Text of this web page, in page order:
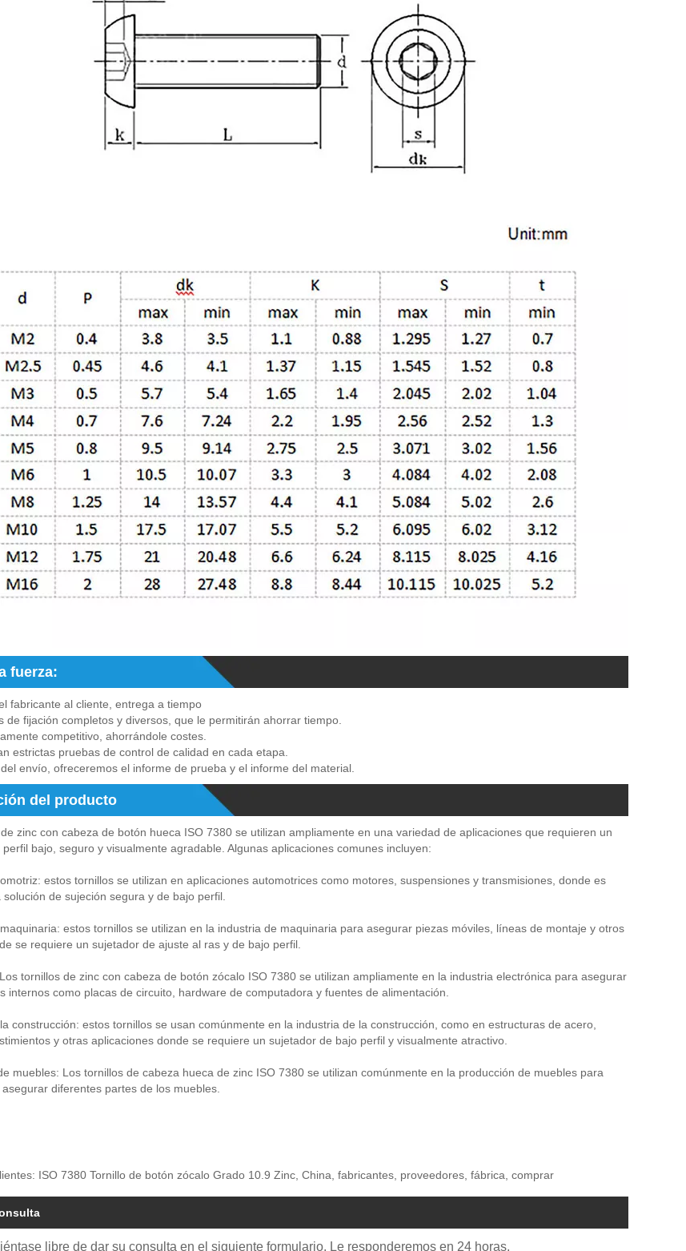
fuerza:
fabricante al cliente, entrega a tiempo
de fijación completos y diversos, que le permitirán ahorrar tiempo.
competitivo, ahorrándole costes.
estrictas pruebas de control de calidad en cada etapa.
envío, ofreceremos el informe de prueba y el informe del material.
del producto
zinc con cabeza de botón hueca ISO 7380 se utilizan ampliamente en una variedad de aplicaciones que requieren un
bajo, seguro y visualmente agradable. Algunas aplicaciones comunes incluyen:
estos tornillos se utilizan en aplicaciones automotrices como motores, suspensiones y transmisiones, donde es
de sujeción segura y de bajo perfil.
estos tornillos se utilizan en la industria de maquinaria para asegurar piezas móviles, líneas de montaje y otros
se requiere un sujetador de ajuste al ras y de bajo perfil.
tornillos de zinc con cabeza de botón zócalo ISO 7380 se utilizan ampliamente en la industria electrónica para asegurar
internos como placas de circuito, hardware de computadora y fuentes de alimentación.
construcción: estos tornillos se usan comúnmente en la industria de la construcción, como en estructuras de acero,
y otras aplicaciones donde se requiere un sujetador de bajo perfil y visualmente atractivo.
muebles: Los tornillos de cabeza hueca de zinc ISO 7380 se utilizan comúnmente en la producción de muebles para
diferentes partes de los muebles.
ISO 7380 Tornillo de botón zócalo Grado 10.9 Zinc, China, fabricantes, proveedores, fábrica, comprar
libre de dar su consulta en el siguiente formulario. Le responderemos en 24 horas.